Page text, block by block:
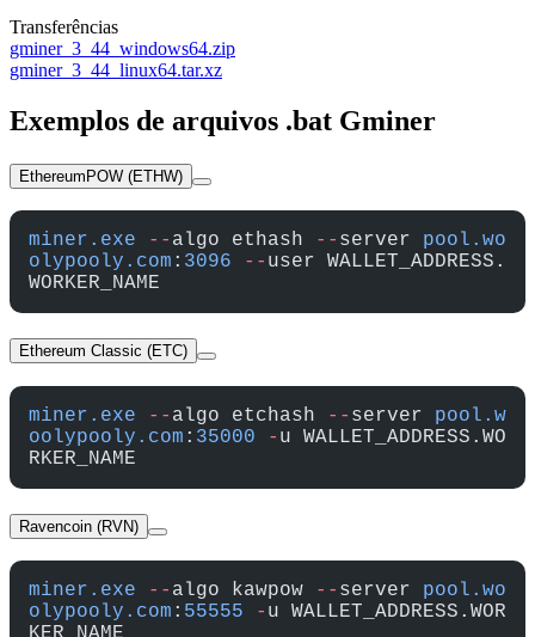
Transferências
gminer_3_44_windows64.zip
gminer_3_44_linux64.tar.xz
Exemplos de arquivos .bat Gminer
EthereumPOW (ETHW)
miner.exe -- algo ethash -- server pool.wo
olypooly.com : 3096 -- user WALLET_ADDRESS.
WORKER_NAME
Ethereum Classic (ETC)
miner.exe -- algo etchash -- server pool.w
oolypooly.com : 35000 - u WALLET_ADDRESS.WO
RKER_NAME
Ravencoin (RVN)
miner.exe -- algo kawpow -- server pool.wo
olypooly.com : 55555 - u WALLET_ADDRESS.WOR